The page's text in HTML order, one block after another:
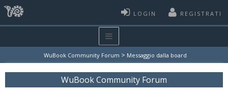
LOGIN REGISTRATI
WuBook Community Forum > Messaggio dalla board
WuBook Community Forum